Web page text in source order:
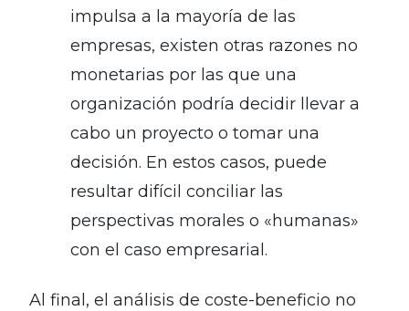
impulsa a la mayoría de las
empresas, existen otras razones no
monetarias por las que una
organización podría decidir llevar a
cabo un proyecto o tomar una
decisión. En estos casos, puede
resultar difícil conciliar las
perspectivas morales o «humanas»
con el caso empresarial.
Al final, el análisis de coste-beneficio no